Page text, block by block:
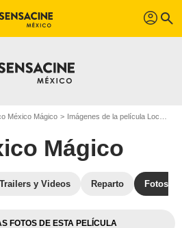
profil search
México Mágico Imágenes de la película Loco México Mágico
Mágico
Trailers y Videos Reparto Fotos
FOTOS DE ESTA PELÍCULA